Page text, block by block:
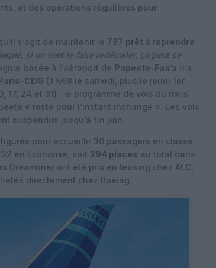
et des opérations régulières pour
s’agit de maintenir le 787 prêt à reprendre
si on veut le faire redécoller, ça peut se
basée à l’aéroport de Papeete-Faa’a n’a
CDG (TN68 le samedi, plus le jeudi 1er
24 et 31) ; le programme de vols du mois
« reste pour l’instant inchangé ». Les vols
suspendus jusqu’à fin juin.
pour accueillir 30 passagers en classe
en Economie, soit 294 places au total dans
Dreamliner ont été pris en leasing chez ALC,
directement chez Boeing.